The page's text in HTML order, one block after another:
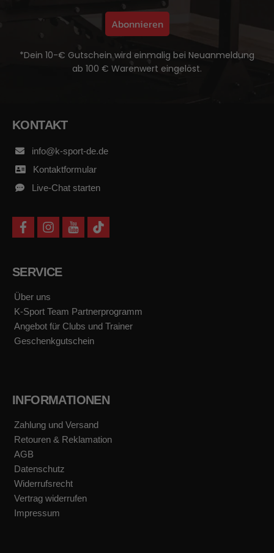
Abonnieren
*Dein 10-€ Gutschein wird einmalig bei Neuanmeldung
ab 100 € Warenwert eingelöst.
KONTAKT
info@k-sport-de.de
Kontaktformular
Live-Chat starten
f
a
b
o
k
i
n
a
g
m
y
o
t
i
SERVICE
Über uns
K-Sport Team Partnerprogramm
Angebot für Clubs und Trainer
Geschenkgutschein
INFORMATIONEN
Zahlung und Versand
Retouren & Reklamation
AGB
Datenschutz
Widerrufsrecht
Vertrag widerrufen
Impressum